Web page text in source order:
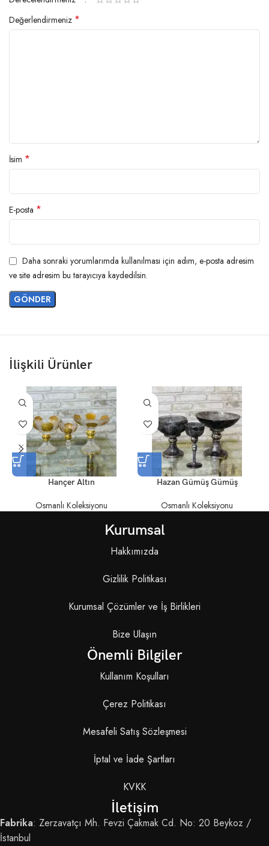
Değerlendirmeniz *
İsim *
E-posta *
Daha sonraki yorumlarımda kullanılması için adım, e-posta adresim
ve site adresim bu tarayıcıya kaydedilsin.
İlişkili Ürünler
Hançer Altın
Osmanlı Koleksiyonu
Hazan Gümüş Gümüş
Osmanlı Koleksiyonu
Kurumsal
Hakkımızda
Gizlilik Politikası
Kurumsal Çözümler ve İş Birlikleri
Bize Ulaşın
Önemli Bilgiler
Kullanım Koşulları
Çerez Politikası
Mesafeli Satış Sözleşmesi
İptal ve İade Şartları
KVKK
İletişim
Fabrika: Zerzavatçı Mh. Fevzi Çakmak Cd. No: 20 Beykoz /
İstanbul